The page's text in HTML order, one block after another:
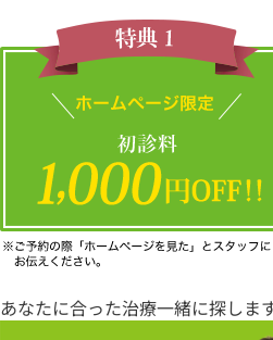
あなたに合った治療一緒に探しま